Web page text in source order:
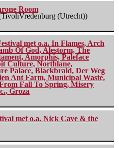
Room
(Utrecht))
met o.a. In Flames, Arch
Of God, Alestorm, The
Amorphis, Paleface
Culture, Northlane,
Palace, Blackbraid, Der Weg
Ant Farm, Municipal Waste,
Fall To Spring, Misery
Groza
met o.a. Nick Cave & the